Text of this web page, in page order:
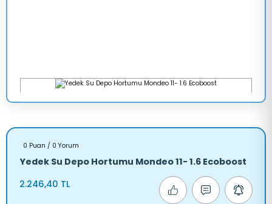
0 Puan / 0 Yorum
Yedek Su Depo Hortumu Mondeo 11- 1.6 Ecoboost
2.246,40 TL